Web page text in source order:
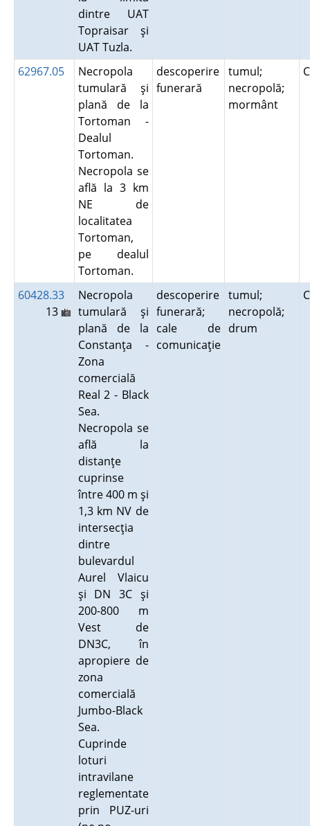
dintre UAT
Topraisar şi
UAT Tuzla.
62967.05
Necropola
tumulară şi
plană de la
Tortoman -
Dealul
Tortoman.
Necropola se
află la 3 km
NE de
localitatea
Tortoman,
pe dealul
Tortoman.
descoperire
funerară
tumul;
necropolă;
mormânt
60428.33
13
Necropola
tumulară şi
plană de la
Constanţa -
Zona
comercială
Real 2 - Black
Sea.
Necropola se
află la
distanţe
cuprinse
între 400 m şi
1,3 km NV de
intersecţia
dintre
bulevardul
Aurel Vlaicu
şi DN 3C şi
200-800 m
Vest de
DN3C, în
apropiere de
zona
comercială
Jumbo-Black
Sea.
Cuprinde
loturi
intravilane
reglementate
prin PUZ-uri
descoperire
funerară;
cale de
comunicaţie
tumul;
necropolă;
drum